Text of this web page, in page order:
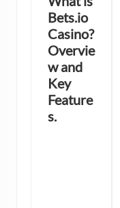
Bets.io
Casino?
Overvie
w and
Key
Feature
s.